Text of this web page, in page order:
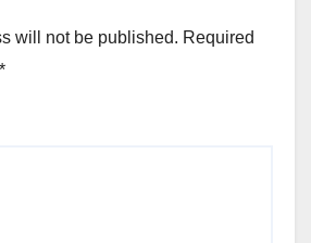
will not be published. Required
*